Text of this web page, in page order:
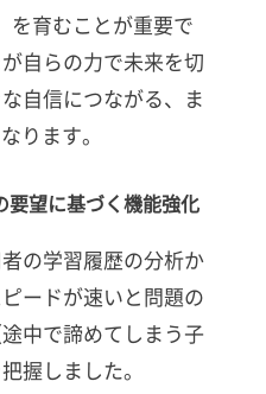
を育むことが重要で
自らの力で未来を切
自信につながる、ま
ります。
要望に基づく機能強化
の学習履歴の分析か
ードが速いと問題の
中で諦めてしまう子
握しました。